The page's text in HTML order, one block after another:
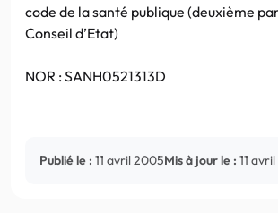
code de la santé publique (deuxième
Conseil d’Etat)
NOR : SANH0521313D
Publié le : 11 avril 2005Mis à jour le : 11